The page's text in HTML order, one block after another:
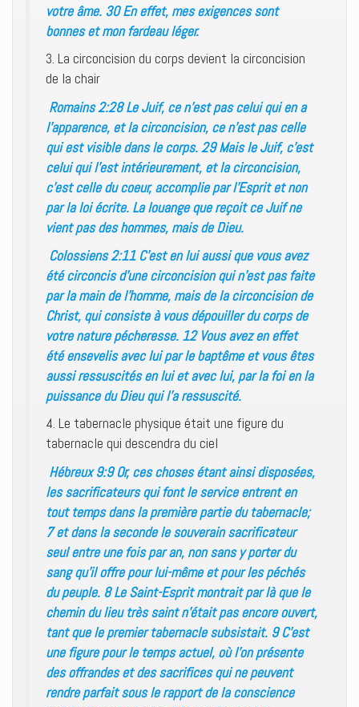
votre âme. 30 En effet, mes exigences sont
bonnes et mon fardeau léger.
3. La circoncision du corps devient la circoncision
de la chair
Romains 2:28 Le Juif, ce n’est pas celui qui en a
l’apparence, et la circoncision, ce n’est pas celle
qui est visible dans le corps. 29 Mais le Juif, c’est
celui qui l’est intérieurement, et la circoncision,
c’est celle du coeur, accomplie par l’Esprit et non
par la loi écrite. La louange que reçoit ce Juif ne
vient pas des hommes, mais de Dieu.
Colossiens 2:11 C’est en lui aussi que vous avez
été circoncis d’une circoncision qui n’est pas faite
par la main de l’homme, mais de la circoncision de
Christ, qui consiste à vous dépouiller du corps de
votre nature pécheresse. 12 Vous avez en effet
été ensevelis avec lui par le baptême et vous êtes
aussi ressuscités en lui et avec lui, par la foi en la
puissance du Dieu qui l’a ressuscité.
4. Le tabernacle physique était une figure du
tabernacle qui descendra du ciel
Hébreux 9:9 Or, ces choses étant ainsi disposées,
les sacrificateurs qui font le service entrent en
tout temps dans la première partie du tabernacle;
7 et dans la seconde le souverain sacrificateur
seul entre une fois par an, non sans y porter du
sang qu’il offre pour lui-même et pour les péchés
du peuple. 8 Le Saint-Esprit montrait par là que le
chemin du lieu très saint n’était pas encore ouvert,
tant que le premier tabernacle subsistait. 9 C’est
une figure pour le temps actuel, où l’on présente
des offrandes et des sacrifices qui ne peuvent
rendre parfait sous le rapport de la conscience